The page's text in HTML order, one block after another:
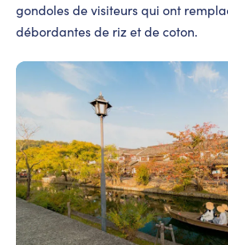
gondoles de visiteurs qui ont
débordantes de riz et de coton.